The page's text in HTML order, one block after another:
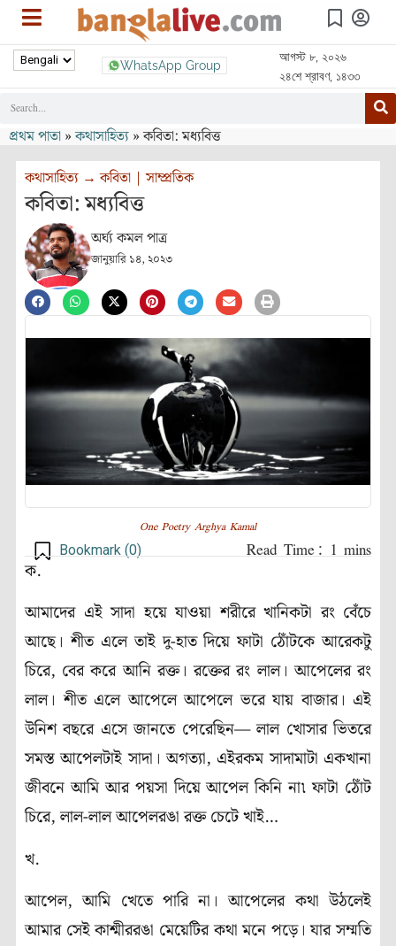
WhatsApp Group
আগস্ট ৮, ২০২৬
২৪শে শ্রাবণ, ১৪৩৩
প্রথম পাতা »কথাসাহিত্য »কবিতা: মধ্যবিত্ত
কথাসাহিত্য →কবিতা |সাম্প্রতিক
কবিতা: মধ্যবিত্ত
অর্ঘ্য কমল পাত্র
জানুয়ারি ১৪, ২০২৩
One Poetry Arghya Kamal
Bookmark (0)
ক.
আমাদের এই সাদা হয়ে যাওয়া শরীরে খানিকটা রং বেঁচে
আছে। শীত এলে তাই দু-হাত দিয়ে ফাটা ঠোঁটকে আরেকটু
চিরে, বের করে আনি রক্ত। রক্তের রং লাল। আপেলের রং
লাল। শীত এলে আপেলে আপেলে ভরে যায় বাজার। এই
উনিশ বছরে এসে জানতে পেরেছিন— লাল খোসার ভিতরে
সমস্ত আপেলটাই সাদা। অগত্যা, এইরকম সাদামাটা একখানা
জীবনে আমি আর পয়সা দিয়ে আপেল কিনি না৷ ফাটা ঠোঁট
চিরে, লাল-লাল আপেলরঙা রক্ত চেটে খাই…
খ.
আপেল, আমি খেতে পারি না। আপেলের কথা উঠলেই
আমার সেই কাশ্মীররঙা মেয়েটির কথা মনে পড়ে। যার সম্মতি